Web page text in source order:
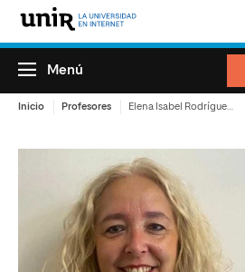
Menú
Inicio Profesores